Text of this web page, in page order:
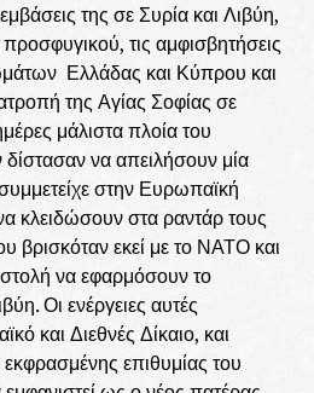
της σε Συρία και Λιβύη,
τις αμφισβητήσεις
Ελλάδας και Κύπρου και
της Αγίας Σοφίας σε
μάλιστα πλοία του
να απειλήσουν μία
στην Ευρωπαϊκή
κλειδώσουν στα ραντάρ τους
βρισκόταν εκεί με το ΝΑΤΟ και
να εφαρμόσουν το
Οι ενέργειες αυτές
και Διεθνές Δίκαιο, και
επιθυμίας του